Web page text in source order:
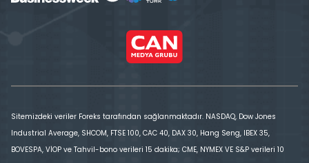
Sitemizdeki veriler Foreks tarafından sağlanmaktadır. NASDAQ, Dow Jones
Industrial Average, SHCOM, FTSE 100, CAC 40, DAX 30, Hang Seng, IBEX 35,
BOVESPA, VİOP ve Tahvil-bono verileri 15 dakika; CME, NYMEX VE S&P verileri 10